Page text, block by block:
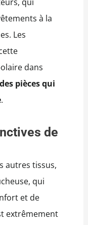
à la
Les
dans
pièces qui
.
de
autres tissus,
qui
et de
extrêmement